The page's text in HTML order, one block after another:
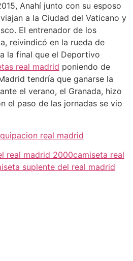
Anahí junto con su esposo
a la Ciudad del Vaticano y
El entrenador de los
reivindicó en la rueda de
la final que el Deportivo
real madrid poniendo de
tendría que ganarse la
el verano, el Granada, hizo
el paso de las jornadas se vio
real madrid 2000camiseta real
suplente del real madrid